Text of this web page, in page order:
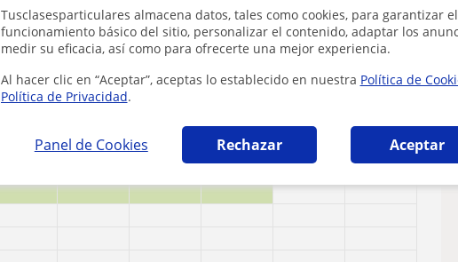
Tusclasesparticulares almacena datos, tales como cookies, para garantizar el
funcionamiento básico del sitio, personalizar el contenido, adaptar los
medir su eficacia, así como para ofrecerte una mejor experiencia.
Al hacer clic en “Aceptar”, aceptas lo establecido en nuestra Política de
Política de Privacidad.
Panel de Cookies Rechazar Aceptar